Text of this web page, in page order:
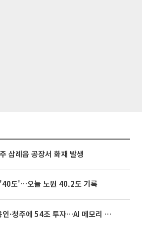
삼례읍 공장서 화재 발생
도'…오늘 노원 40.2도 기록
SK하이닉스, 용인·청주에 54조 투자…AI 메모리 생산기지 키운다